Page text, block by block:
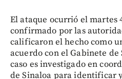
El ataque ocurrió el martes
confirmado por las
calificaron el hecho como
acuerdo con el Gabinete
caso es investigado en
de Sinaloa para identificar